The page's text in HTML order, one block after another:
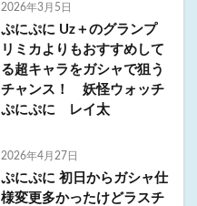
2026年3月5日
ぷにぷに Uz＋のグランプ
リミカよりもおすすめして
る超キャラをガシャで狙う
チャンス！ 妖怪ウォッチ
ぷにぷに レイ太
2026年4月27日
ぷにぷに 初日からガシャ仕
様変更多かったけどラスチ